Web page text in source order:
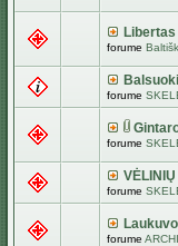
forume
forume
forume
forume
forume